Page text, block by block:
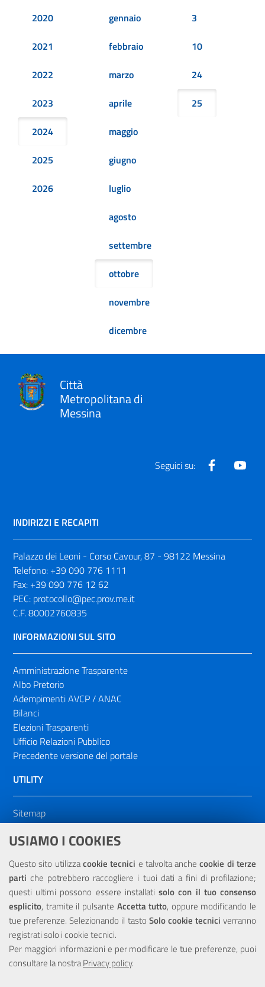
USIAMO I COOKIES
Questo sito utilizzacookie tecnici e talvolta anchecookie di terze
parti che potrebbero raccogliere i tuoi dati a fini di profilazione;
questi ultimi possono essere installatisolo con il tuo consenso
esplicito, tramite il pulsante Accetta tutto, oppure modificando le
tue preferenze. Selezionando il tasto Solo cookie tecnici verranno
registrati solo i cookie tecnici.
Per maggiori informazioni e per modificare le tue preferenze, puoi
consultare la nostraPrivacy policy.
2020
2021
2022
2023
2024
2025
2026
gennaio
febbraio
marzo
aprile
maggio
giugno
luglio
agosto
settembre
ottobre
novembre
dicembre
3
10
24
25
Città
Metropolitana di
Messina
Seguici su: Facebook
INDIRIZZI E RECAPITI
Palazzo dei Leoni - Corso Cavour, 87 - 98122 Messina
Telefono: +39 090 776 1111
Fax: +39 090 776 12 62
PEC: protocollo@pec.prov.me.it
C.F. 80002760835
INFORMAZIONI SUL SITO
Amministrazione Trasparente
Albo Pretorio
Adempimenti AVCP / ANAC
Bilanci
Elezioni Trasparenti
Ufficio Relazioni Pubblico
Precedente versione del portale
UTILITY
Sitemap
Dichiarazione di accessibilità
NOTE LEGALI
Privacy
Portale realizzato con la partecipazione finanziaria dell'Unione
Europea tramite i fondi del POR Sicilia 2000/2006 Misura 6.05 -